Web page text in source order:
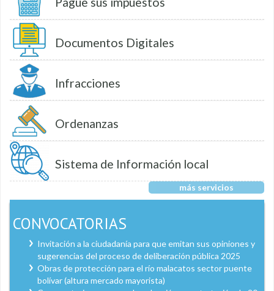
Documentos Digitales
Infracciones
Ordenanzas
Sistema de Información local
más servicios
CONVOCATORIAS
Invitación a la ciudadanía para que emitan sus opiniones y
sugerencias del proceso de deliberación pública 2025
Obras de protección para el río malacatos sector puente
bolívar (altura mercado mayorista)